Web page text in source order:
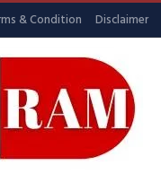
& Condition Disclaimer